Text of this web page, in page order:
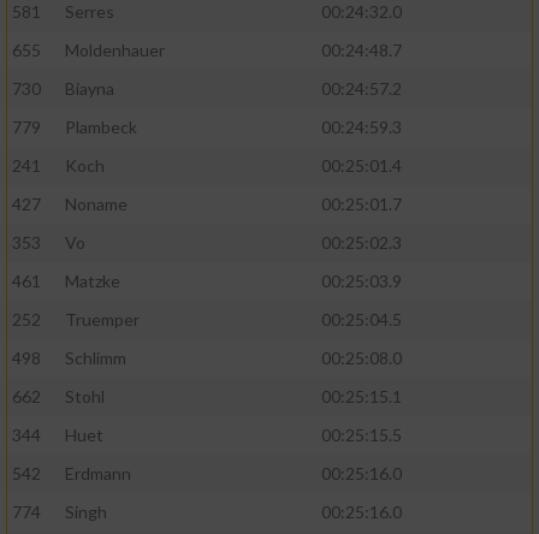
581
Serres
00:24:32.0
655
Moldenhauer
00:24:48.7
730
Biayna
00:24:57.2
779
Plambeck
00:24:59.3
241
Koch
00:25:01.4
427
Noname
00:25:01.7
353
Vo
00:25:02.3
461
Matzke
00:25:03.9
252
Truemper
00:25:04.5
498
Schlimm
00:25:08.0
662
Stohl
00:25:15.1
344
Huet
00:25:15.5
542
Erdmann
00:25:16.0
774
Singh
00:25:16.0